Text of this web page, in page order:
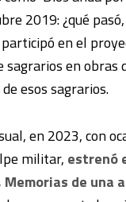
2019: ¿qué
participó en el
en obras
esos sagrarios.
en 2023, con
militar, estrenó
de una